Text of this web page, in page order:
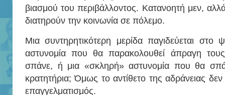
βιασμού του περιβάλλοντος. Κατανοητή μεν,
διατηρούν την κοινωνία σε πόλεμο.
Μια συντηρητικότερη μερίδα παγιδεύεται στο
αστυνομία που θα παρακολουθεί άπραγη
σπάνε, ή μια «σκληρή» αστυνομία που θα
κρατητήρια; Όμως το αντίθετο της αδράνειας
επαγγελματισμός.